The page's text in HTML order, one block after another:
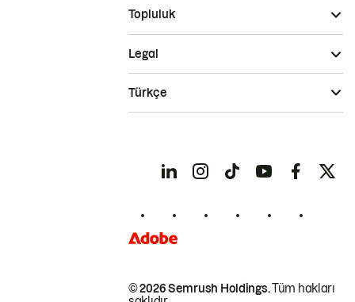
Topluluk
© 2026 Semrush Holdings.Tüm hakları
Legal
Türkçe